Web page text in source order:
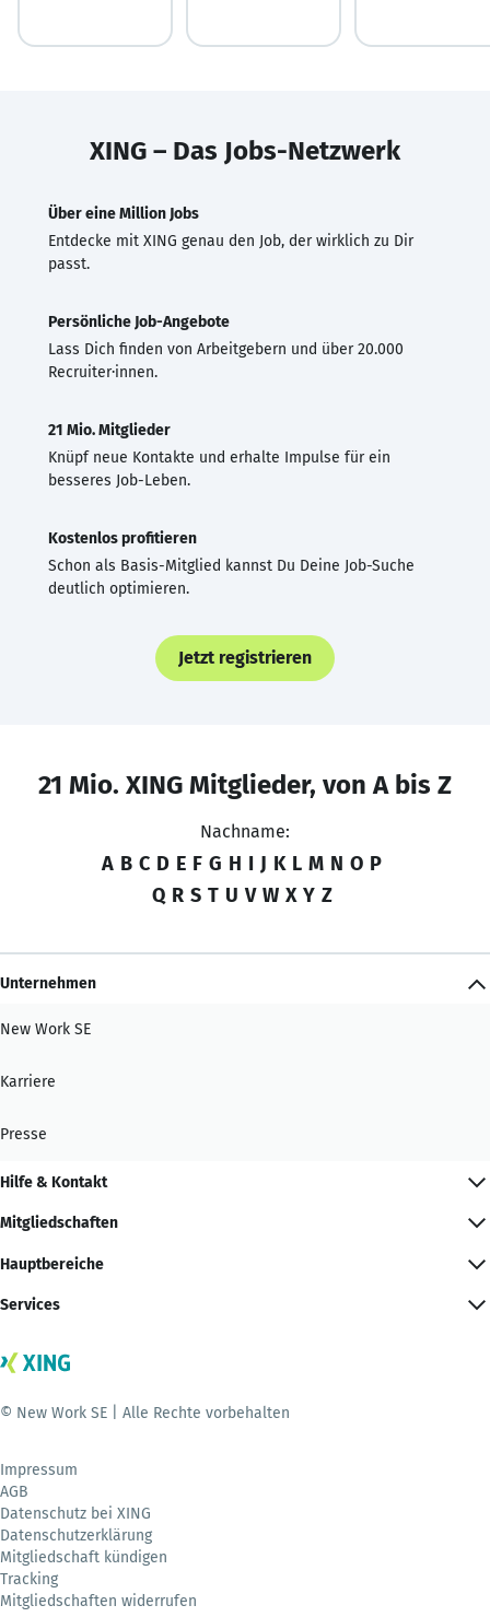
XING – Das Jobs-Netzwerk
Über eine Million Jobs
Entdecke mit XING genau den Job, der wirklich zu Dir
passt.
Persönliche Job-Angebote
Lass Dich finden von Arbeitgebern und über 20.000
Recruiter·innen.
21 Mio. Mitglieder
Knüpf neue Kontakte und erhalte Impulse für ein
besseres Job-Leben.
Kostenlos profitieren
Schon als Basis-Mitglied kannst Du Deine Job-Suche
deutlich optimieren.
Jetzt registrieren
21 Mio. XING Mitglieder, von A bis Z
Nachname:
A B C D E F G H I J K L M N O P
Q R S T U V W X Y Z
Unternehmen
New Work SE
Karriere
Presse
Hilfe & Kontakt
Mitgliedschaften
Hauptbereiche
Services
© New Work SE | Alle Rechte vorbehalten
Impressum
AGB
Datenschutz bei XING
Datenschutzerklärung
Mitgliedschaft kündigen
Tracking
Mitgliedschaften widerrufen